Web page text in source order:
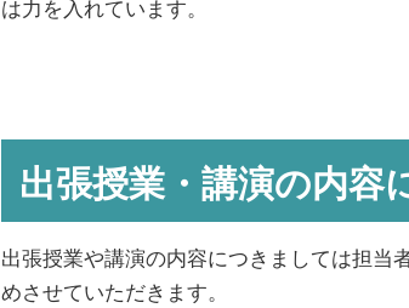
は力を入れています。
出張授業・講演の内容
出張授業や講演の内容につきましては担当
めさせていただきます。